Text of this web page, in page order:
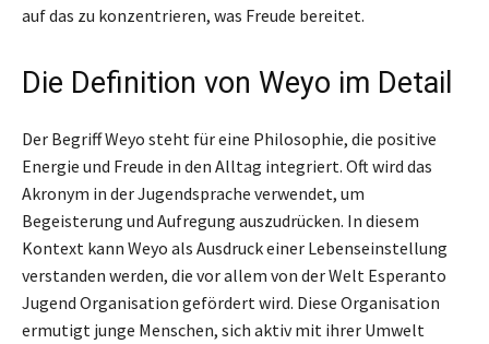
auf das zu konzentrieren, was Freude bereitet.
Die Definition von Weyo im Detail
Der Begriff Weyo steht für eine Philosophie, die positive
Energie und Freude in den Alltag integriert. Oft wird das
Akronym in der Jugendsprache verwendet, um
Begeisterung und Aufregung auszudrücken. In diesem
Kontext kann Weyo als Ausdruck einer Lebenseinstellung
verstanden werden, die vor allem von der Welt Esperanto
Jugend Organisation gefördert wird. Diese Organisation
ermutigt junge Menschen, sich aktiv mit ihrer Umwelt